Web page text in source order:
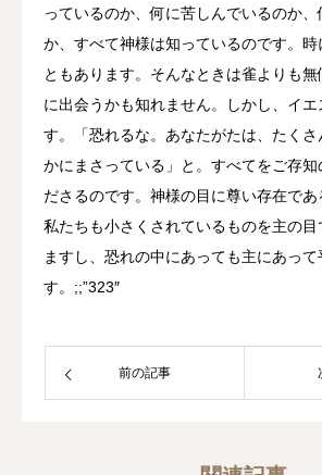
っているのか、何に苦しんでいるのか
か、すべて神様は知っているのです。時
ともあります。そんなときは雀よりも
に出会うかも知れません。しかし、イエ
す。「恐れるな。あなたがたは、たく
かにまさっている」と。すべてをご存知
ださるのです。神様の目に尊い存在で
私たちも小さくされているものを主の目
ますし、恐れの中にあっても主にあっ
す。;;”323″
前の記事